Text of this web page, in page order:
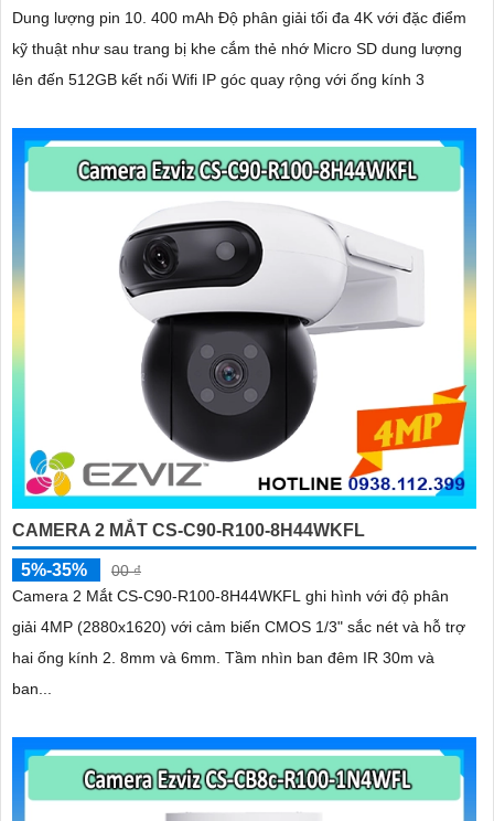
Dung lượng pin 10. 400 mAh Độ phân giải tối đa 4K với đặc điểm
kỹ thuật như sau trang bị khe cắm thẻ nhớ Micro SD dung lượng
lên đến 512GB kết nối Wifi IP góc quay rộng với ống kính 3
CAMERA 2 MẮT CS-C90-R100-8H44WKFL
5%-35%
00 ₫
Camera 2 Mắt CS-C90-R100-8H44WKFL ghi hình với độ phân
giải 4MP (2880x1620) với cảm biến CMOS 1/3" sắc nét và hỗ trợ
hai ống kính 2. 8mm và 6mm. Tầm nhìn ban đêm IR 30m và
ban...